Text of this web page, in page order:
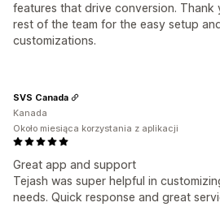
features that drive conversion. Thank
rest of the team for the easy setup
customizations.
Great app and support
Tejash was super helpful in
needs. Quick response and great
SVS Canada
Kanada
Około miesiąca korzystania z aplikacji